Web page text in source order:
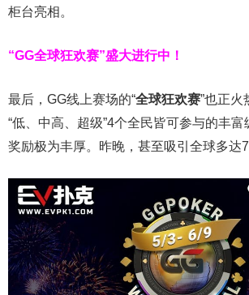
柜台亮相。
“GG全球狂欢赛”盛大进行中！
最后，GG线上赛场的“全球狂欢赛”也正火
“低、中高、超级”4个全民皆可参与的丰
奖励极为丰厚。 昨晚，甚至吸引全球多达